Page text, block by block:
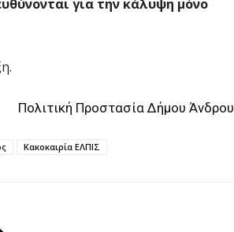
για την κάλυψη μόνο
Πολιτική Προστασία Δήμου Άνδρου
Κακοκαιρία ΕΛΠΙΣ